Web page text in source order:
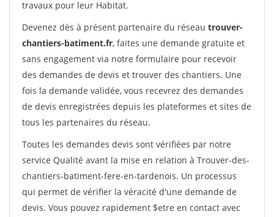
travaux pour leur Habitat.
Devenez dès à présent partenaire du réseau trouver-
chantiers-batiment.fr, faites une demande gratuite et
sans engagement via notre formulaire pour recevoir
des demandes de devis et trouver des chantiers. Une
fois la demande validée, vous recevrez des demandes
de devis enregistrées depuis les plateformes et sites de
tous les partenaires du réseau.
Toutes les demandes devis sont vérifiées par notre
service Qualité avant la mise en relation à Trouver-des-
chantiers-batiment-fere-en-tardenois. Un processus
qui permet de vérifier la véracité d'une demande de
devis. Vous pouvez rapidement $etre en contact avec